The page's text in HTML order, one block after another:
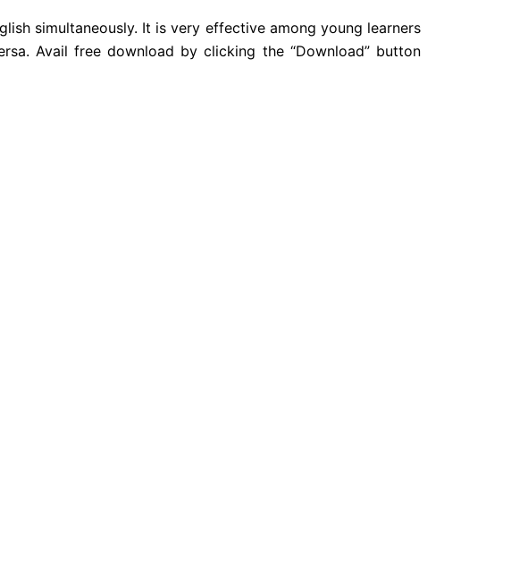
simultaneously. It is very effective among young learners
Avail free download by clicking the “Download” button